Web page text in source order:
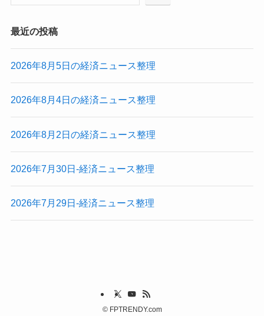
最近の投稿
2026年8月5日の経済ニュース整理
2026年8月4日の経済ニュース整理
2026年8月2日の経済ニュース整理
2026年7月30日-経済ニュース整理
2026年7月29日-経済ニュース整理
©FPTRENDY.com